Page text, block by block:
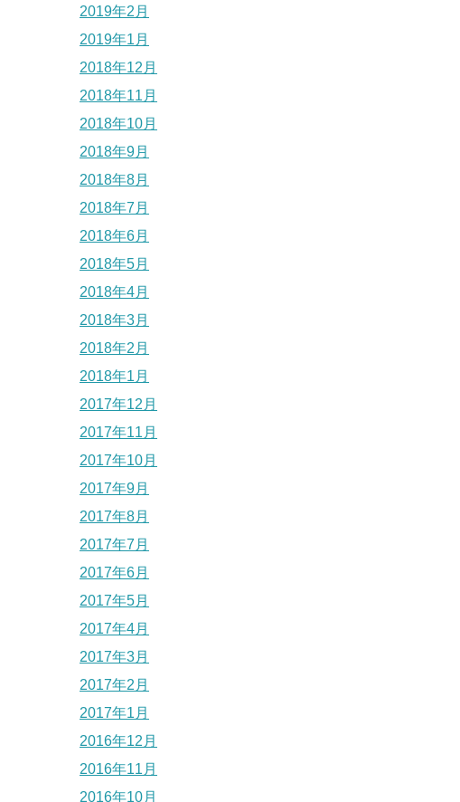
2019年2月
2019年1月
2018年12月
2018年11月
2018年10月
2018年9月
2018年8月
2018年7月
2018年6月
2018年5月
2018年4月
2018年3月
2018年2月
2018年1月
2017年12月
2017年11月
2017年10月
2017年9月
2017年8月
2017年7月
2017年6月
2017年5月
2017年4月
2017年3月
2017年2月
2017年1月
2016年12月
2016年11月
2016年10月